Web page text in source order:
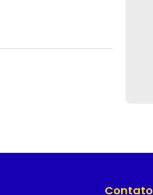
Contato